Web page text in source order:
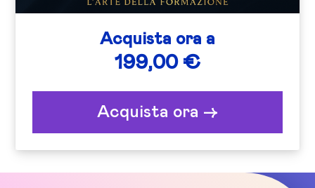
Acquista ora a
199,00 €
Acquista ora ->